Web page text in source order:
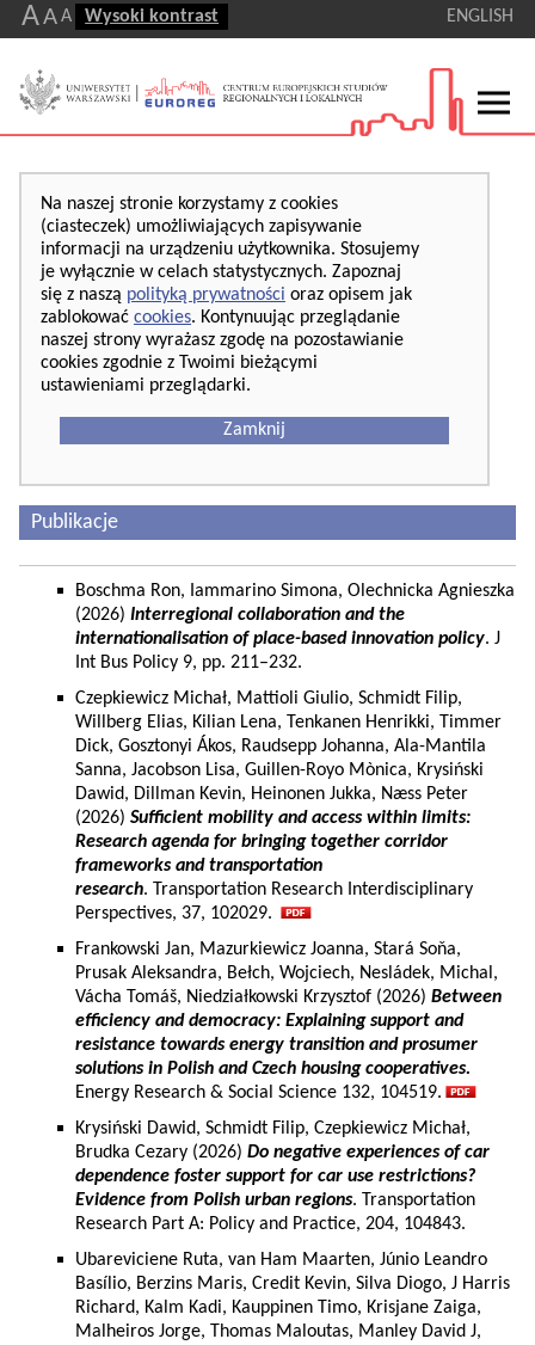
AA A Wysoki kontrast ENGLISH
Na naszej stronie korzystamy z cookies
(ciasteczek) umożliwiających zapisywanie
informacji na urządzeniu użytkownika. Stosujemy
je wyłącznie w celach statystycznych. Zapoznaj
się z naszą polityką prywatności oraz opisem jak
zablokować cookies. Kontynuując przeglądanie
naszej strony wyrażasz zgodę na pozostawianie
cookies zgodnie z Twoimi bieżącymi
ustawieniami przeglądarki.
Zamknij
Publikacje
Boschma Ron, Iammarino Simona, Olechnicka Agnieszka
(2026) Interregional collaboration and the
internationalisation of place-based innovation policy. J
Int Bus Policy 9, pp. 211–232.
Czepkiewicz Michał, Mattioli Giulio, Schmidt Filip,
Willberg Elias, Kilian Lena, Tenkanen Henrikki, Timmer
Dick, Gosztonyi Ákos, Raudsepp Johanna, Ala-Mantila
Sanna, Jacobson Lisa, Guillen-Royo Mònica, Krysiński
Dawid, Dillman Kevin, Heinonen Jukka, Næss Peter
(2026) Sufficient mobility and access within limits:
Research agenda for bringing together corridor
frameworks and transportation
research. Transportation Research Interdisciplinary
Perspectives, 37, 102029.
Frankowski Jan, Mazurkiewicz Joanna, Stará Soňa,
Prusak Aleksandra, Bełch, Wojciech, Nesládek, Michal,
Vácha Tomáš, Niedziałkowski Krzysztof (2026) Between
efficiency and democracy: Explaining support and
resistance towards energy transition and prosumer
solutions in Polish and Czech housing cooperatives.
Energy Research & Social Science 132, 104519.
Krysiński Dawid, Schmidt Filip, Czepkiewicz Michał,
Brudka Cezary (2026) Do negative experiences of car
dependence foster support for car use restrictions?
Evidence from Polish urban regions. Transportation
Research Part A: Policy and Practice, 204, 104843.
Ubareviciene Ruta, van Ham Maarten, Júnio Leandro
Basílio, Berzins Maris, Credit Kevin, Silva Diogo, J Harris
Richard, Kalm Kadi, Kauppinen Timo, Krisjane Zaiga,
Malheiros Jorge, Thomas Maloutas, Manley David J,